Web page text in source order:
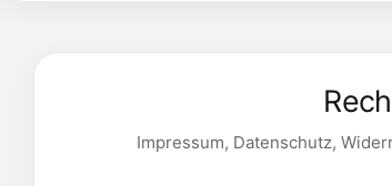
Impressum, Datenschutz,